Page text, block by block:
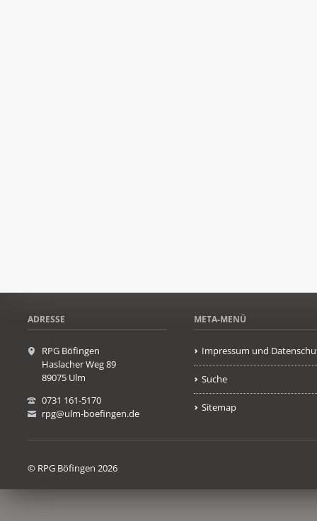
ADRESSE
RPG Böfingen
Haslacher Weg 89
89075 Ulm
0731 161-5170
rpg@ulm-boefingen.de
META-MENÜ
Impressum und
Suche
Sitemap
© RPG Böfingen 2026